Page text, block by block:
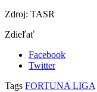
Zdroj: TASR
Zdieľať
Facebook
Twitter
Tags FORTUNA LIGA